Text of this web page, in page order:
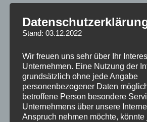
Beschreibung
Produktsicherheit
Rezensionen (0)
https://jr-
Stand: 03.12.2022
Wir freuen uns sehr über Ihr
Unternehmen. Eine Nutzung der
grundsätzlich ohne jede Angabe
personenbezogener Daten
betroffene Person besondere
Unternehmens über unsere
Anspruch nehmen möchte,